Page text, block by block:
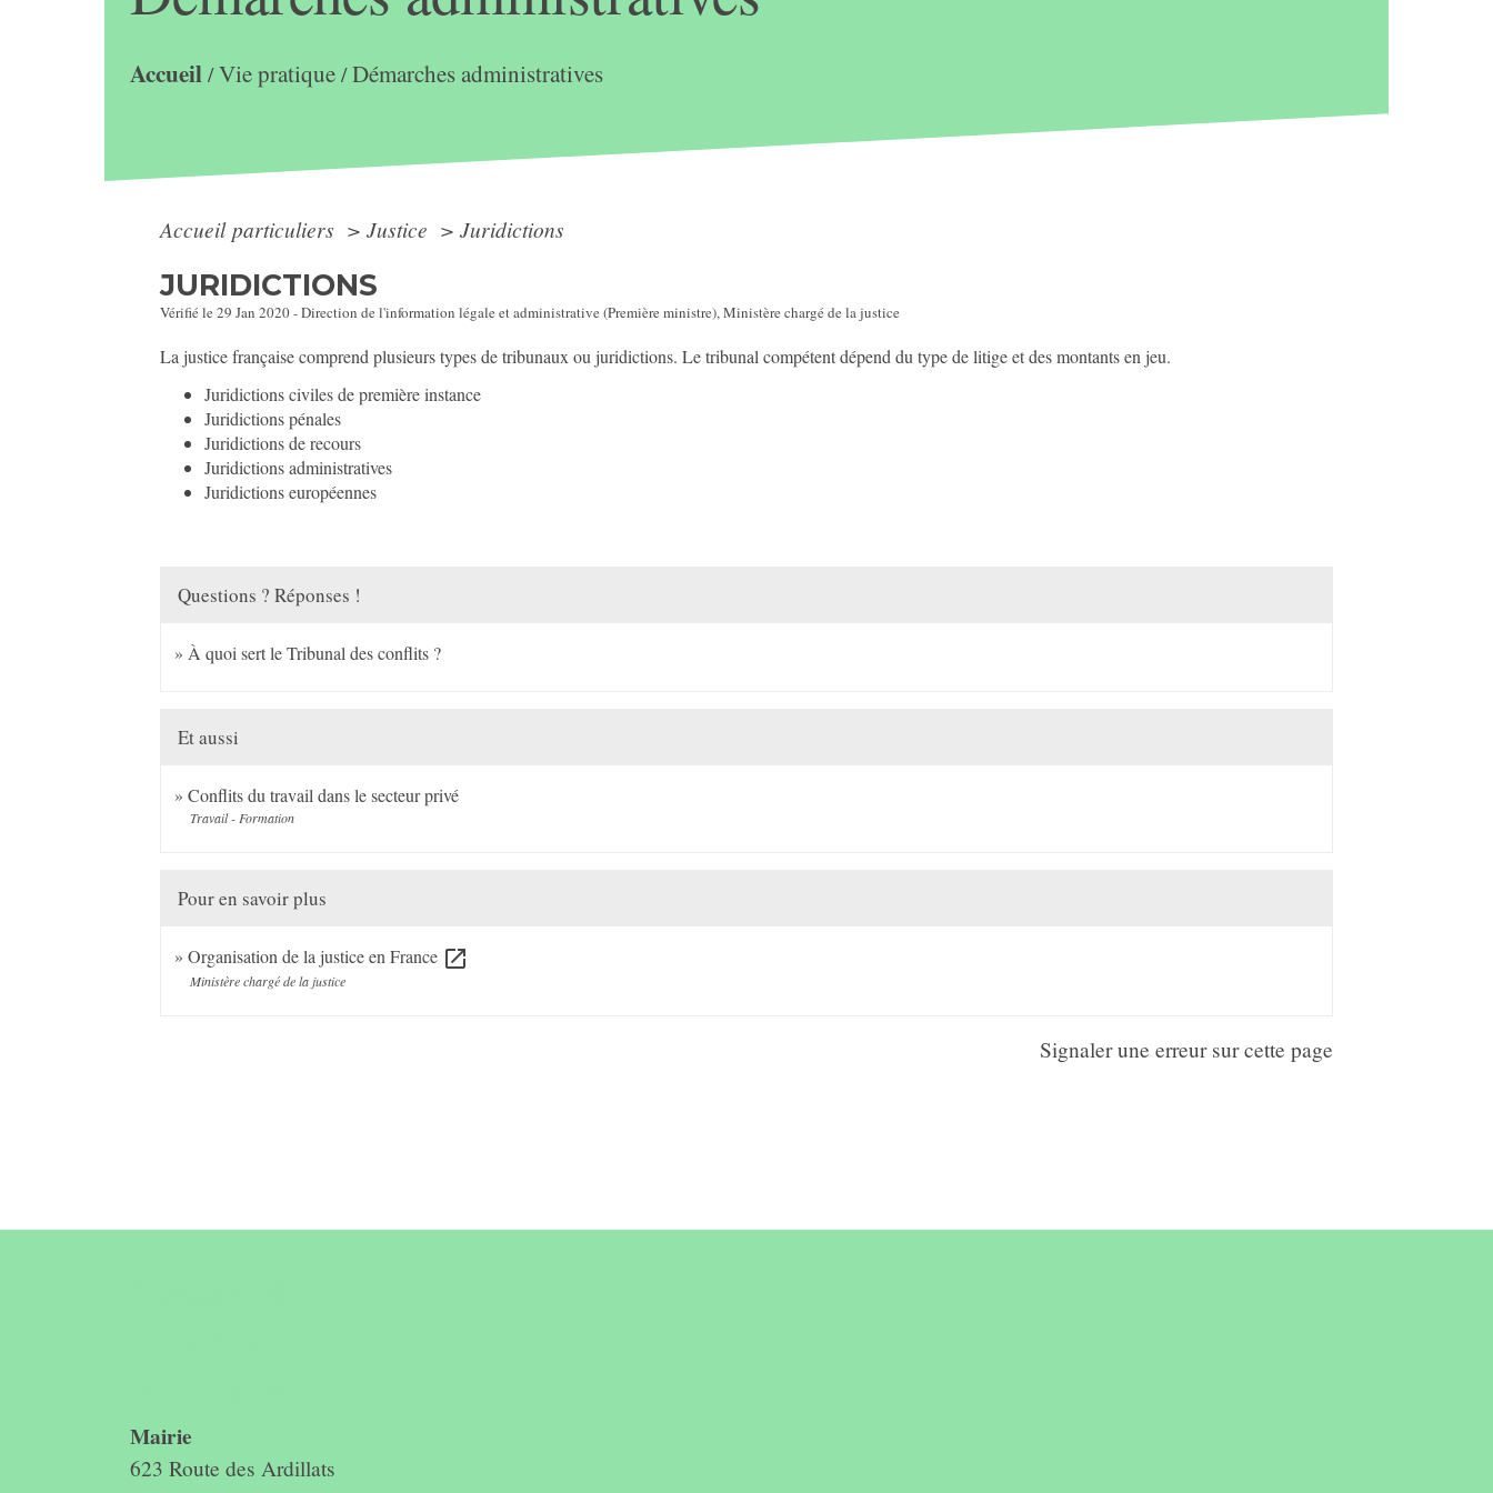
Accueil/Vie pratique/Démarches administratives
Accueil particuliers > Justice > Juridictions
JURIDICTIONS
Vérifié le 29 Jan 2020 - Direction de l'information légale et administrative (Première ministre), Ministère chargé de la justice
La justice française comprend plusieurs types de tribunaux ou juridictions. Le tribunal compétent dépend du type de litige et des montants en jeu.
Juridictions civiles de première instance
Juridictions pénales
Juridictions de recours
Juridictions administratives
Juridictions européennes
Questions ? Réponses !
À quoi sert le Tribunal des conflits ?
Et aussi
Conflits du travail dans le secteur privé
Travail - Formation
Pour en savoir plus
Organisation de la justice en France open_in_new
Ministère chargé de la justice
Signaler une erreur sur cette page
Mairie
623 Route des Ardillats